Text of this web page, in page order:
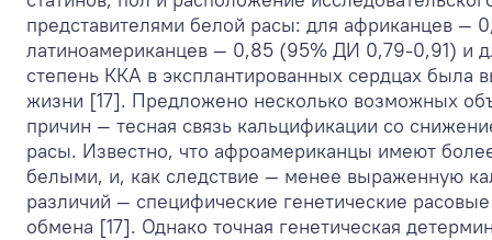
представителями белой расы: для африканцев
латиноамериканцев — 0,85 (95% ДИ 0,79-0,91) и
степень ККА в эксплантированных сердцах
жизни [17]. Предложено несколько возможных
причин — тесная связь кальцификации со
расы. Известно, что афроамериканцы имеют
белыми, и, как следствие — менее выраженную
различий — специфические генетические
обмена [17]. Однако точная генетическая